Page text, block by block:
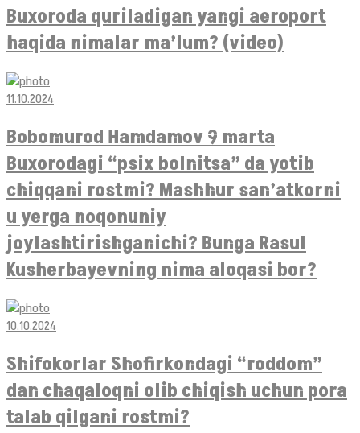
Buxoroda quriladigan yangi aeroport
haqida nimalar ma’lum? (video)
11.10.2024
Bobomurod Hamdamov 9 marta
Buxorodagi “psix bolnitsa” da yotib
chiqqani rostmi? Mashhur san’atkorni
u yerga noqonuniy
joylashtirishganichi? Bunga Rasul
Kusherbayevning nima aloqasi bor?
10.10.2024
Shifokorlar Shofirkondagi “roddom”
dan chaqaloqni olib chiqish uchun pora
talab qilgani rostmi?